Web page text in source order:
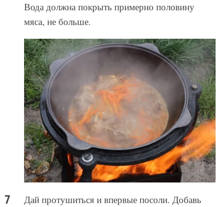
Вода должна покрыть примерно половину
мяса, не больше.
Дай протушиться и впервые посоли. Добавь